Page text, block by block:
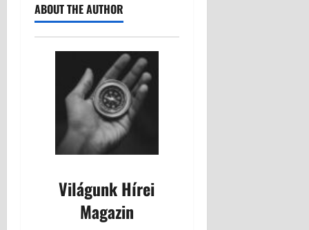
ABOUT THE AUTHOR
Világunk Hírei
Magazin